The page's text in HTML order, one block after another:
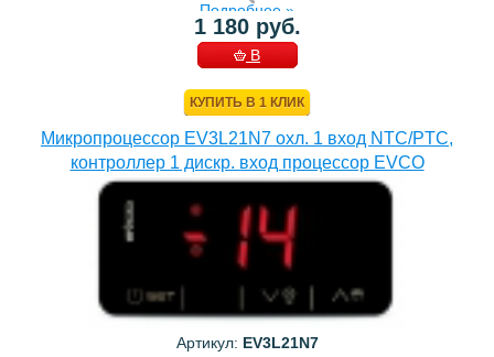
Подробнее »
1 180 руб.
В
КУПИТЬ В 1 КЛИК
Микропроцессор EV3L21N7 охл. 1 вход NTC/PTC,
контроллер 1 дискр. вход процессор EVCO
Артикул: EV3L21N7